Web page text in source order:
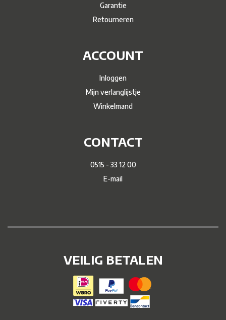
Garantie
Retourneren
ACCOUNT
Inloggen
Mijn verlanglijstje
Winkelmand
CONTACT
0515 - 33 12 00
E-mail
VEILIG BETALEN